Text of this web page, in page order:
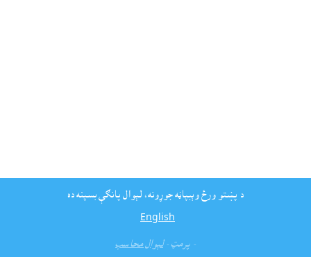
د پښتو ورځ وېبپاڼه جوړونه، لېوال پانګې بسپنه ده
English
- پرمټ -لېوال محاسب